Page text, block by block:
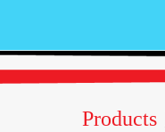
Products